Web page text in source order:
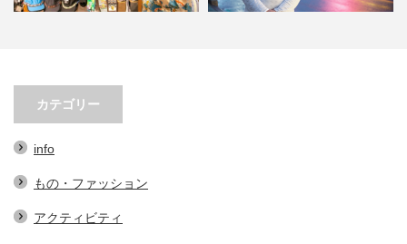
春先必須！KAVUの帽子３選。オ
シャレで実用的なアイテム…
カテゴリー
info
もの・ファッション
アクティビティ